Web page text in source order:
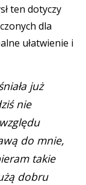
ten dotyczy
dla
ułatwienie i
już
nie
do mnie,
takie
dobru